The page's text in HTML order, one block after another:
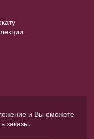
и Вы сможете
заказы.